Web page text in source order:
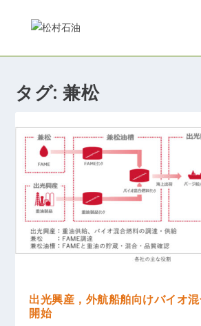
タグ:兼松
出光興産，外航船舶向けバイオ
開始